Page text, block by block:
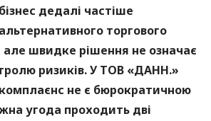
дедалі частіше
торгового
швидке рішення не означає
ризиків. У ТОВ «ДАНН.»
комплаєнс не є бюрократичною
угода проходить дві